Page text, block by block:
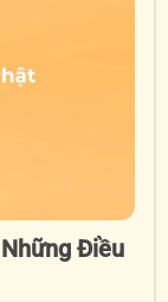
Điều